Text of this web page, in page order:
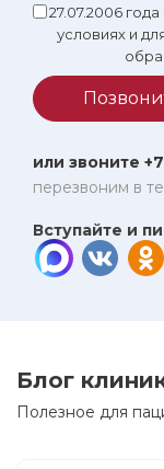
27.07.2006
условиях и
или звоните
перезвоним в
Вступайте и
Блог
Полезное для